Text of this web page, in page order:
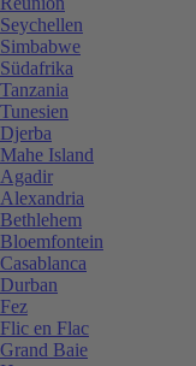
Seychellen
Simbabwe
Südafrika
Tanzania
Tunesien
Djerba
Mahe Island
Agadir
Alexandria
Bethlehem
Bloemfontein
Casablanca
Durban
Fez
Flic en Flac
Grand Baie